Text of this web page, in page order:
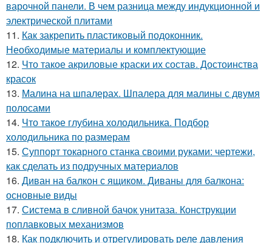
варочной панели. В чем разница между индукционной и
электрической плитами
11. Как закрепить пластиковый подоконник.
Необходимые материалы и комплектующие
12. Что такое акриловые краски их состав. Достоинства
красок
13. Малина на шпалерах. Шпалера для малины с двумя
полосами
14. Что такое глубина холодильника. Подбор
холодильника по размерам
15. Суппорт токарного станка своими руками: чертежи,
как сделать из подручных материалов
16. Диван на балкон с ящиком. Диваны для балкона:
основные виды
17. Система в сливной бачок унитаза. Конструкции
поплавковых механизмов
18. Как подключить и отрегулировать реле давления